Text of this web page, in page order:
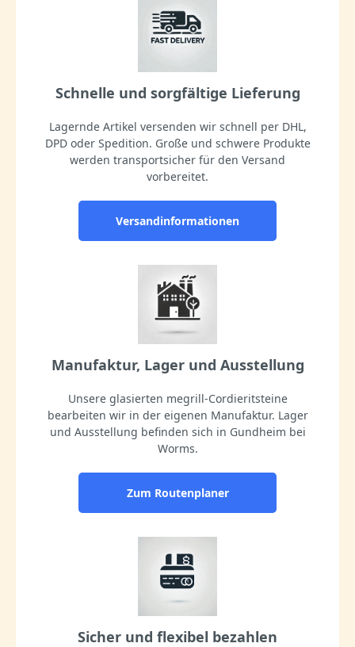
Schnelle und sorgfältige Lieferung
Lagernde Artikel versenden wir schnell per DHL,
DPD oder Spedition. Große und schwere Produkte
werden transportsicher für den Versand
vorbereitet.
Versandinformationen
Manufaktur, Lager und Ausstellung
Unsere glasierten megrill-Cordieritsteine
bearbeiten wir in der eigenen Manufaktur. Lager
und Ausstellung befinden sich in Gundheim bei
Worms.
Zum Routenplaner
Sicher und flexibel bezahlen